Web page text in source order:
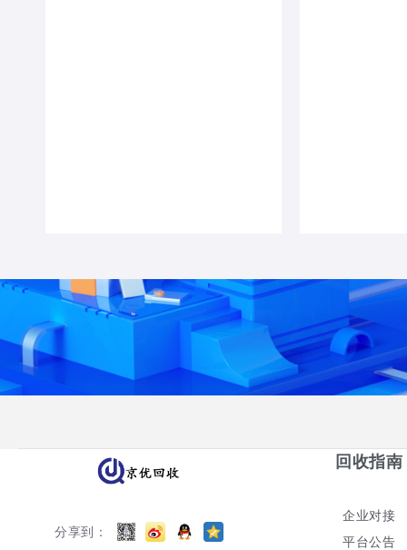
分享到：
回收指南
企业对接
平台公告